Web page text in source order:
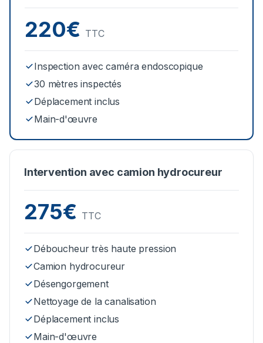
220€ TTC
Inspection avec caméra endoscopique
30 mètres inspectés
Déplacement inclus
Main-d'œuvre
Intervention avec camion hydrocureur
275€ TTC
Déboucheur très haute pression
Camion hydrocureur
Désengorgement
Nettoyage de la canalisation
Déplacement inclus
Main-d'œuvre